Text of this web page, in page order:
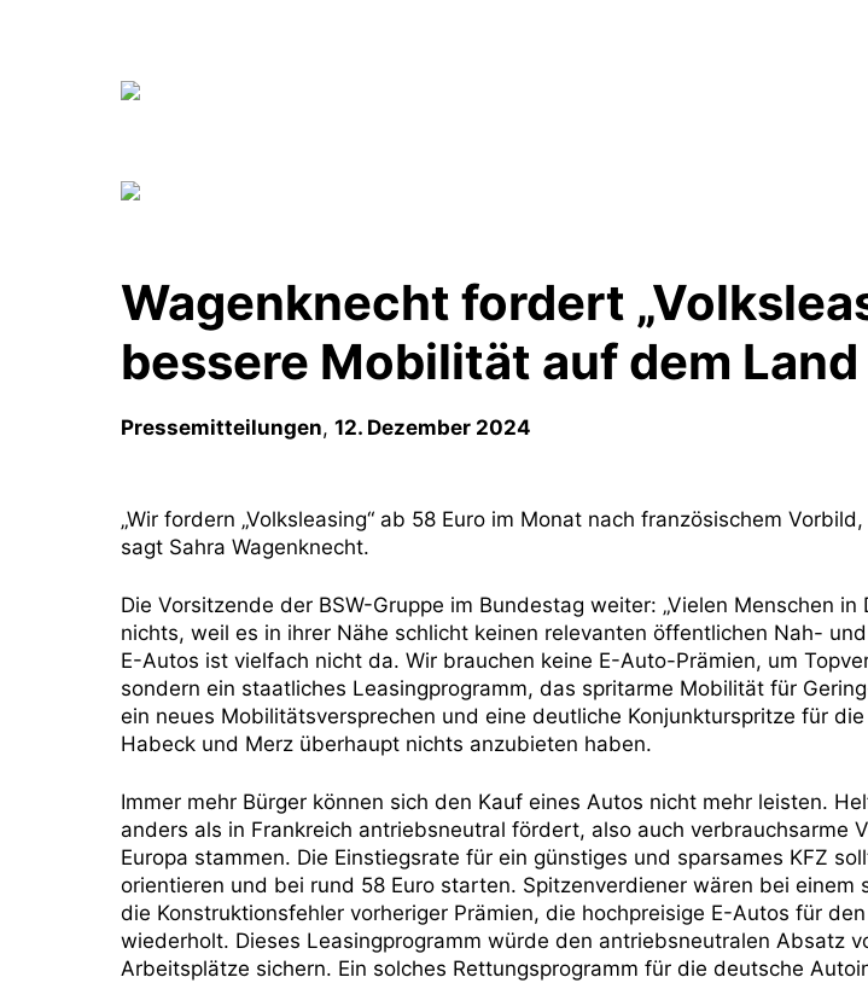
Wagenknecht fordert
bessere Mobilität auf dem Land
Pressemitteilungen, 12. Dezember 2024
„Wir fordern „Volksleasing“ ab 58 Euro im Monat nach französischem
sagt Sahra Wagenknecht.
Die Vorsitzende der BSW-Gruppe im Bundestag weiter: „Vielen Menschen
nichts, weil es in ihrer Nähe schlicht keinen relevanten öffentlichen Nah-
E-Autos ist vielfach nicht da. Wir brauchen keine E-Auto-Prämien, um
sondern ein staatliches Leasingprogramm, das spritarme Mobilität für
ein neues Mobilitätsversprechen und eine deutliche Konjunkturspritze für
Habeck und Merz überhaupt nichts anzubieten haben.
Immer mehr Bürger können sich den Kauf eines Autos nicht mehr leisten.
anders als in Frankreich antriebsneutral fördert, also auch verbrauchsarme
Europa stammen. Die Einstiegsrate für ein günstiges und sparsames KFZ
orientieren und bei rund 58 Euro starten. Spitzenverdiener wären bei einem
die Konstruktionsfehler vorheriger Prämien, die hochpreisige E-Autos für
wiederholt. Dieses Leasingprogramm würde den antriebsneutralen Absatz
Arbeitsplätze sichern. Ein solches Rettungsprogramm für die deutsche